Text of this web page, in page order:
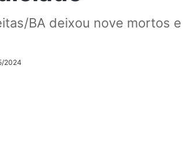
BA deixou nove mortos e
2024